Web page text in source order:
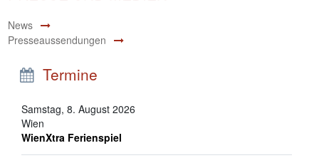
News
Presseaussendungen
Termine
Samstag, 8. August 2026
Wien
WienXtra Ferienspiel